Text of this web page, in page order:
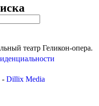
театр Геликон-опера.
- Dillix Media